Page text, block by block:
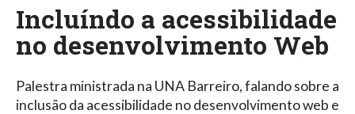
Incluíndo a acessibilidade
no desenvolvimento Web
Palestra ministrada na UNA Barreiro, falando sobre a
inclusão da acessibilidade no desenvolvimento web e